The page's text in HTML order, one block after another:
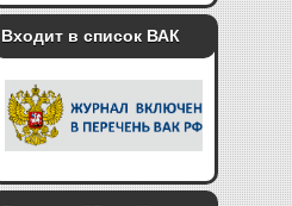
Входит в список ВАК